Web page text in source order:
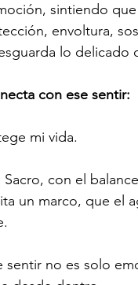
sintiendo
envoltura,
lo delicado
con ese sentir:
mi vida.
con el
un marco, que el
sentir no es solo